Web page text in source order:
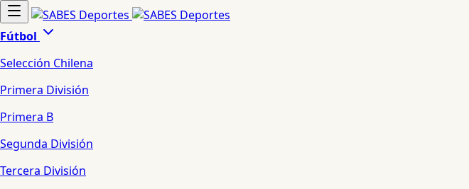
Fútbol
Selección Chilena
Primera División
Primera B
Segunda División
Tercera División